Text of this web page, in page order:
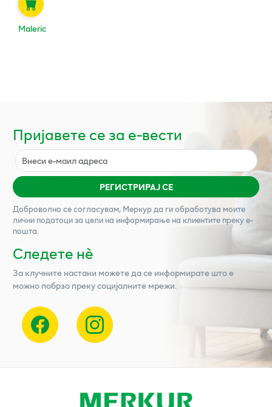
Maleric
Пријавете се за е-вести
РЕГИСТРИРАЈ СЕ
Доброволно се согласувам, Меркурда ги обработува моите
лични податоци за цели на информирање на клиентите преку е-
пошта.
Следете нѐ
За клучните настани можете да се информирате што е
можно побрзо преку социјалните мрежи.